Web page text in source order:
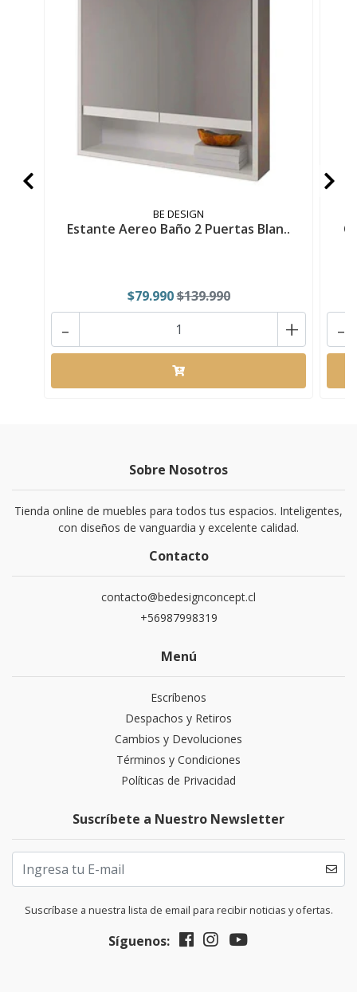
BE DESIGN
Estante Aereo Baño 2 Puertas Blan..
$79.990$139.990
+
- -
Sobre Nosotros
Tienda online de muebles para todos tus espacios. Inteligentes,
con diseños de vanguardia y excelente calidad.
Contacto
contacto@bedesignconcept.cl
+56987998319
Menú
Escríbenos
Despachos y Retiros
Cambios y Devoluciones
Términos y Condiciones
Políticas de Privacidad
Suscríbete a Nuestro Newsletter
Suscríbase a nuestra lista de email para recibir noticias y ofertas.
Síguenos: